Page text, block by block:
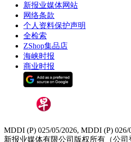
新报业媒体网站
网络条款
个人资料保护声明
全检索
ZShop集品店
海峡时报
商业时报
MDDI (P) 025/05/2026, MDDI (P) 026/
新报业媒体有限公司版权所有（公司